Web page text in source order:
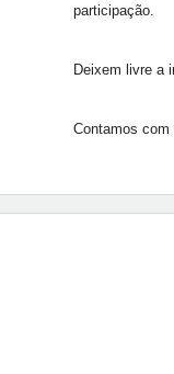
participação.
Deixem livre a
Contamos com